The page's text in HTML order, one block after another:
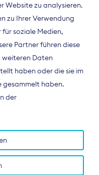
und
als
der
Website zu analysieren.
zu Ihrer Verwendung
soziale Medien,
Partner führen diese
weiteren Daten
haben oder die sie im
gesammelt haben.
der